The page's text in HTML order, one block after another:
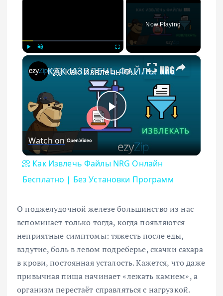
Now Playing
×
Play Video
📀 Как Извлечь Файлы NRG Онлайн Бесплатно | Без Установки Программ
Watch on
📀 Как Извлечь Файлы NRG Онлайн
Бесплатно | Без Установки Программ
О поджелудочной железе большинство из нас
вспоминает только тогда, когда появляются
неприятные симптомы: тяжесть после еды,
вздутие, боль в левом подреберье, скачки сахара
в крови, постоянная усталость. Кажется, что даже
привычная пища начинает «лежать камнем», а
организм перестаёт справляться с нагрузкой.